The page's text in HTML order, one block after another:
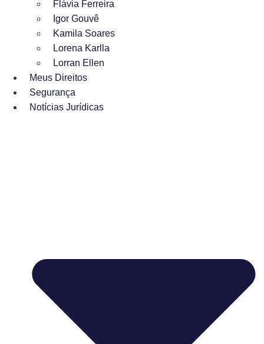
Flávia Ferreira
Igor Gouvê
Kamila Soares
Lorena Karlla
Lorran Ellen
Meus Direitos
Segurança
Notícias Jurídicas